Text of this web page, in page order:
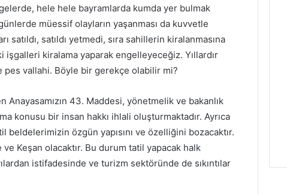
hele hele bayramlarda kumda yer bulmak
müessif olayların yaşanması da kuvvetle
satıldı, satıldı yetmedi, sıra sahillerin kiralanmasına
işgalleri kiralama yaparak engelleyeceğiz. Yıllardır
vallahi. Böyle bir gerekçe olabilir mi?
Anayasamızın 43. Maddesi, yönetmelik ve bakanlık
konusu bir insan hakkı ihlali oluşturmaktadır. Ayrıca
özgün yapısını ve özelliğini bozacaktır.
Keşan olacaktır. Bu durum tatil yapacak halk
istifadesinde ve turizm sektöründe de sıkıntılar